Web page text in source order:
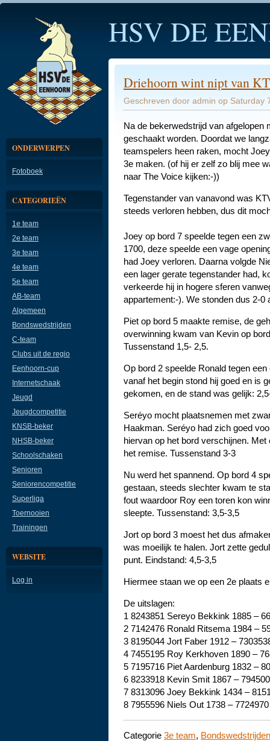
HSV DE
ONDERWERPEN
Fotoboek
CATEGORIEËN
1e team
2e team
3e team
4e team
5e team
AB-team
Algemeen
Bondswedstrijden
C-team
Clubs uit de regio
Eenhoorn-cup
Internetschaak
Jeugd
Jeugdcompetitie
KNSB-beker
NHSB-beker
Schoolschaken
Senioren
Seniorencompetitie
Superliga
Toernooien
Trainingen
WEBSITE
Log in
Driehoorn wint nipt van
Geschreven door admin op Saturday
Na de bekerwedstrijd van afgelopen
geschaakt worden. Doordat we
teamspelers heen raken, mocht
3e maken. (of hij er zelf zo blij mee
naar The Voice kijken:-))
Tegenstander van vanavond was
steeds verloren hebben, dus dit
Joey op bord 7 speelde tegen een
1700, deze speelde een vage
had Joey verloren. Daarna volgde
een lager gerate tegenstander had,
verkeerde hij in hogere sferen
appartement:-). We stonden dus 2-
Piet op bord 5 maakte remise, de
overwinning kwam van Kevin op
Tussenstand 1,5- 2,5.
Op bord 2 speelde Ronald tegen
vanaf het begin stond hij goed en is
gekomen, en de stand was gelijk:
Seréyo mocht plaatsnemen met
Haakman. Seréyo had zich goed
hiervan op het bord verschijnen.
het remise. Tussenstand 3-3
Nu werd het spannend. Op bord 4
gestaan, steeds slechter kwam te
fout waardoor Roy een toren kon
sleepte. Tussenstand: 3,5-3,5
Jort op bord 3 moest het dus
was moeilijk te halen. Jort zette
punt. Eindstand: 4,5-3,5
Hiermee staan we op een 2e plaats
De uitslagen:
1 8243851 Sereyo Bekkink 1885 –
2 7142476 Ronald Ritsema 1984 –
3 8195044 Jort Faber 1912 –
4 7455195 Roy Kerkhoven 1890 –
5 7195716 Piet Aardenburg 1832 –
6 8233918 Kevin Smit 1867 –
7 8313096 Joey Bekkink 1434 –
8 7955596 Niels Out 1738 –
Categorie 3e team, Bondswedstrijden